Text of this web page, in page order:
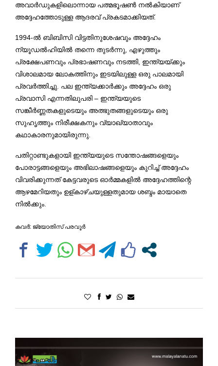
അവാർഡുകളിലൊന്നായ പത്മഭൂഷൺ നൽകിയാണ്
അദ്ദേഹത്തോടുള്ള ആദരവ് പ്രകടമാക്കിയത്.
1994-ൽ ബിബിസി വിട്ടതിനുശേഷവും അദ്ദേഹം
ന്യൂഡൽഹിയിൽ തന്നെ തുടർന്നു, എഴുത്തും
പ്രക്ഷേപണവും പ്രഭാഷണവും നടത്തി, ഇന്ത്യയ്ക്കും
വിശാലമായ ലോകത്തിനും ഇടയിലുള്ള ഒരു പാലമായി
പ്രവർത്തിച്ചു. പല ഇന്ത്യക്കാർക്കും അദ്ദേഹം ഒരു
പ്രവാസി എന്നതിലുപരി – ഇന്ത്യയുടെ
സങ്കീർണ്ണതകളുടെയും അത്ഭുതങ്ങളുടെയും ഒരു
സുഹൃത്തും നിരീക്ഷകനും വ്യാഖ്യാതാവും
കഥാകാരനുമായിരുന്നു.
പതിറ്റാണ്ടുകളായി ഇന്ത്യയുടെ സന്തോഷങ്ങളെയും
പോരാട്ടങ്ങളെയും അഭിലാഷങ്ങളെയും കുറിച്ച് അദ്ദേഹം
വിവരിക്കുന്നത് കേട്ടവരുടെ ഓർമ്മകളിൽ അദ്ദേഹത്തിന്റെ
ആഴമേറിയതും ഉള്കാഴ്ചയുള്ളതുമായ ശബ്ദം മായാതെ
നിൽക്കും.
കവർ: ജ്യോതിസ് പരവൂർ